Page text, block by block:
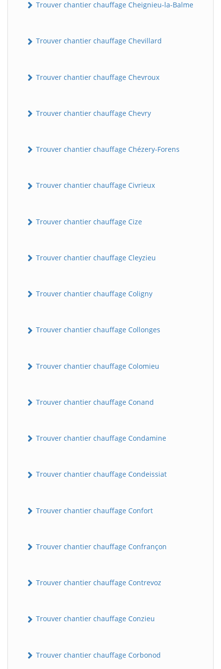
Trouver chantier chauffage Cheignieu-la-Balme
Trouver chantier chauffage Chevillard
Trouver chantier chauffage Chevroux
Trouver chantier chauffage Chevry
Trouver chantier chauffage Chézery-Forens
Trouver chantier chauffage Civrieux
Trouver chantier chauffage Cize
Trouver chantier chauffage Cleyzieu
Trouver chantier chauffage Coligny
Trouver chantier chauffage Collonges
Trouver chantier chauffage Colomieu
Trouver chantier chauffage Conand
Trouver chantier chauffage Condamine
Trouver chantier chauffage Condeissiat
Trouver chantier chauffage Confort
Trouver chantier chauffage Confrançon
Trouver chantier chauffage Contrevoz
Trouver chantier chauffage Conzieu
Trouver chantier chauffage Corbonod